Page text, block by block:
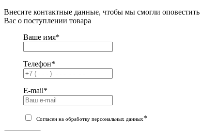
Внесите контактные данные, чтобы мы смогли оповестить
Вас о поступлении товара
Ваше имя*
Телефон*
E-mail*
Согласен на обработку персональных данных*